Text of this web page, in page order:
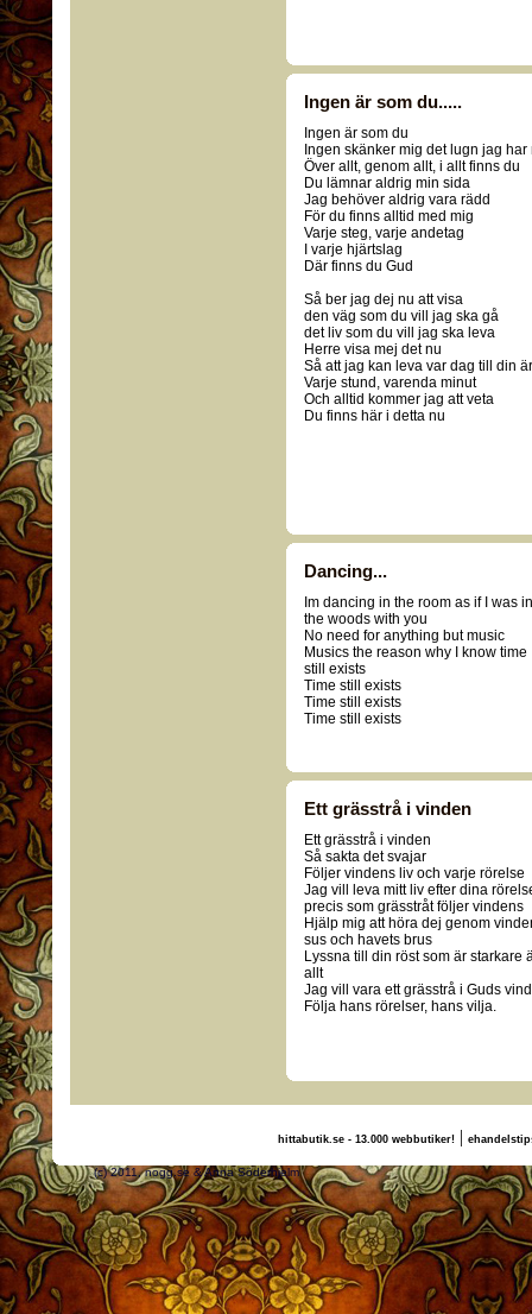
Ingen är som du.....
Ingen är som du
Ingen skänker mig det lugn jag har
Över allt, genom allt, i allt finns du
Du lämnar aldrig min sida
Jag behöver aldrig vara rädd
För du finns alltid med mig
Varje steg, varje andetag
I varje hjärtslag
Där finns du Gud
Så ber jag dej nu att visa
den väg som du vill jag ska gå
det liv som du vill jag ska leva
Herre visa mej det nu
Så att jag kan leva var dag till din
Varje stund, varenda minut
Och alltid kommer jag att veta
Du finns här i detta nu
Dancing...
Im dancing in the room as if I was in
the woods with you
No need for anything but music
Musics the reason why I know time
still exists
Time still exists
Time still exists
Time still exists
Ett grässtrå i vinden
Ett grässtrå i vinden
Så sakta det svajar
Följer vindens liv och varje rörelse
Jag vill leva mitt liv efter dina
precis som grässtråt följer vindens
Hjälp mig att höra dej genom
sus och havets brus
Lyssna till din röst som är starkare
allt
Jag vill vara ett grässtrå i Guds vind
Följa hans rörelser, hans vilja.
hittabutik.se - 13.000 webbutiker!|
(c) 2011, nogg.se & Anna Söderhjelm